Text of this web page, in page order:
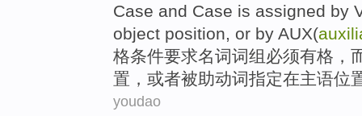
Case and Case is assigned by
object position, or by AUX(
格条件要求名词词组必须有格，
置 ， 或者被助动词指定在主语位
youdao